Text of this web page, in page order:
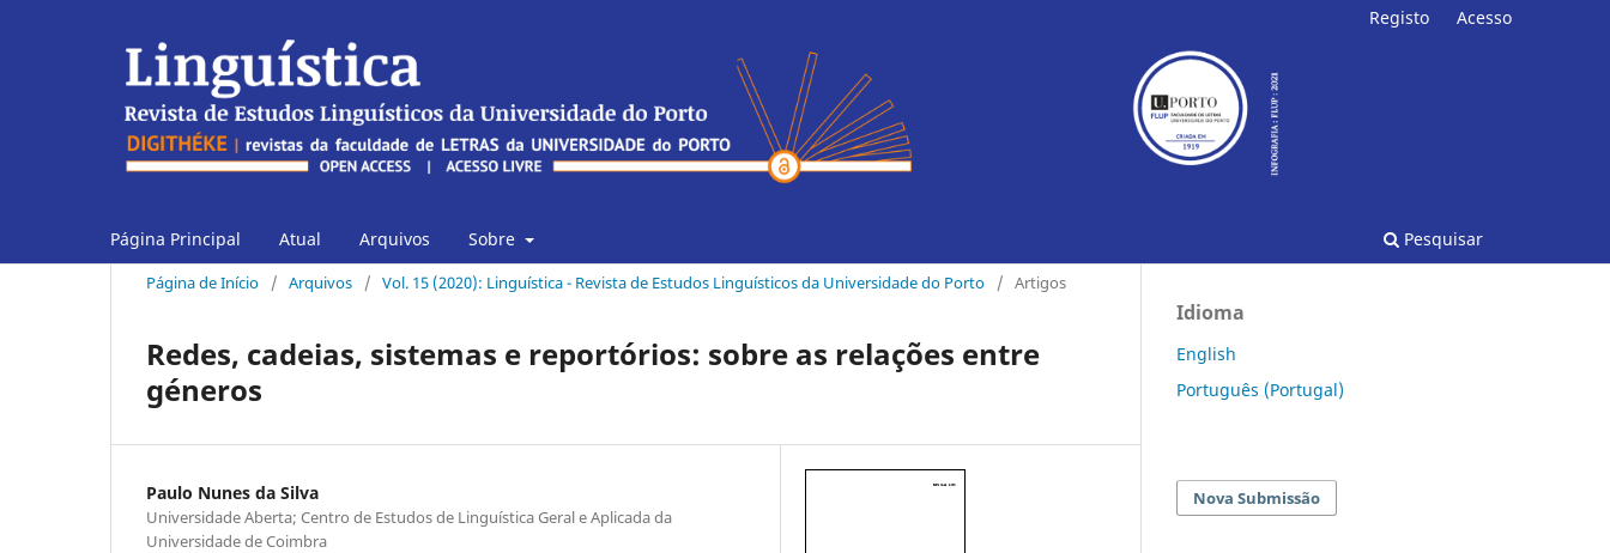
Página Principal Atual Arquivos Sobre Pesquisar
Registo Acesso
Página de Início / Arquivos / Vol. 15 (2020): Linguística - Revista de Estudos Linguísticos da Universidade do Porto / Artigos
Redes, cadeias, sistemas e reportórios: sobre as relações entre
géneros
Paulo Nunes da Silva
Universidade Aberta; Centro de Estudos de Linguística Geral e Aplicada da
Universidade de Coimbra
Idioma
English
Português (Portugal)
Nova Submissão